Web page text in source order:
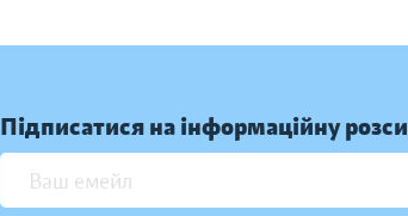
Підписатися на інформаційну